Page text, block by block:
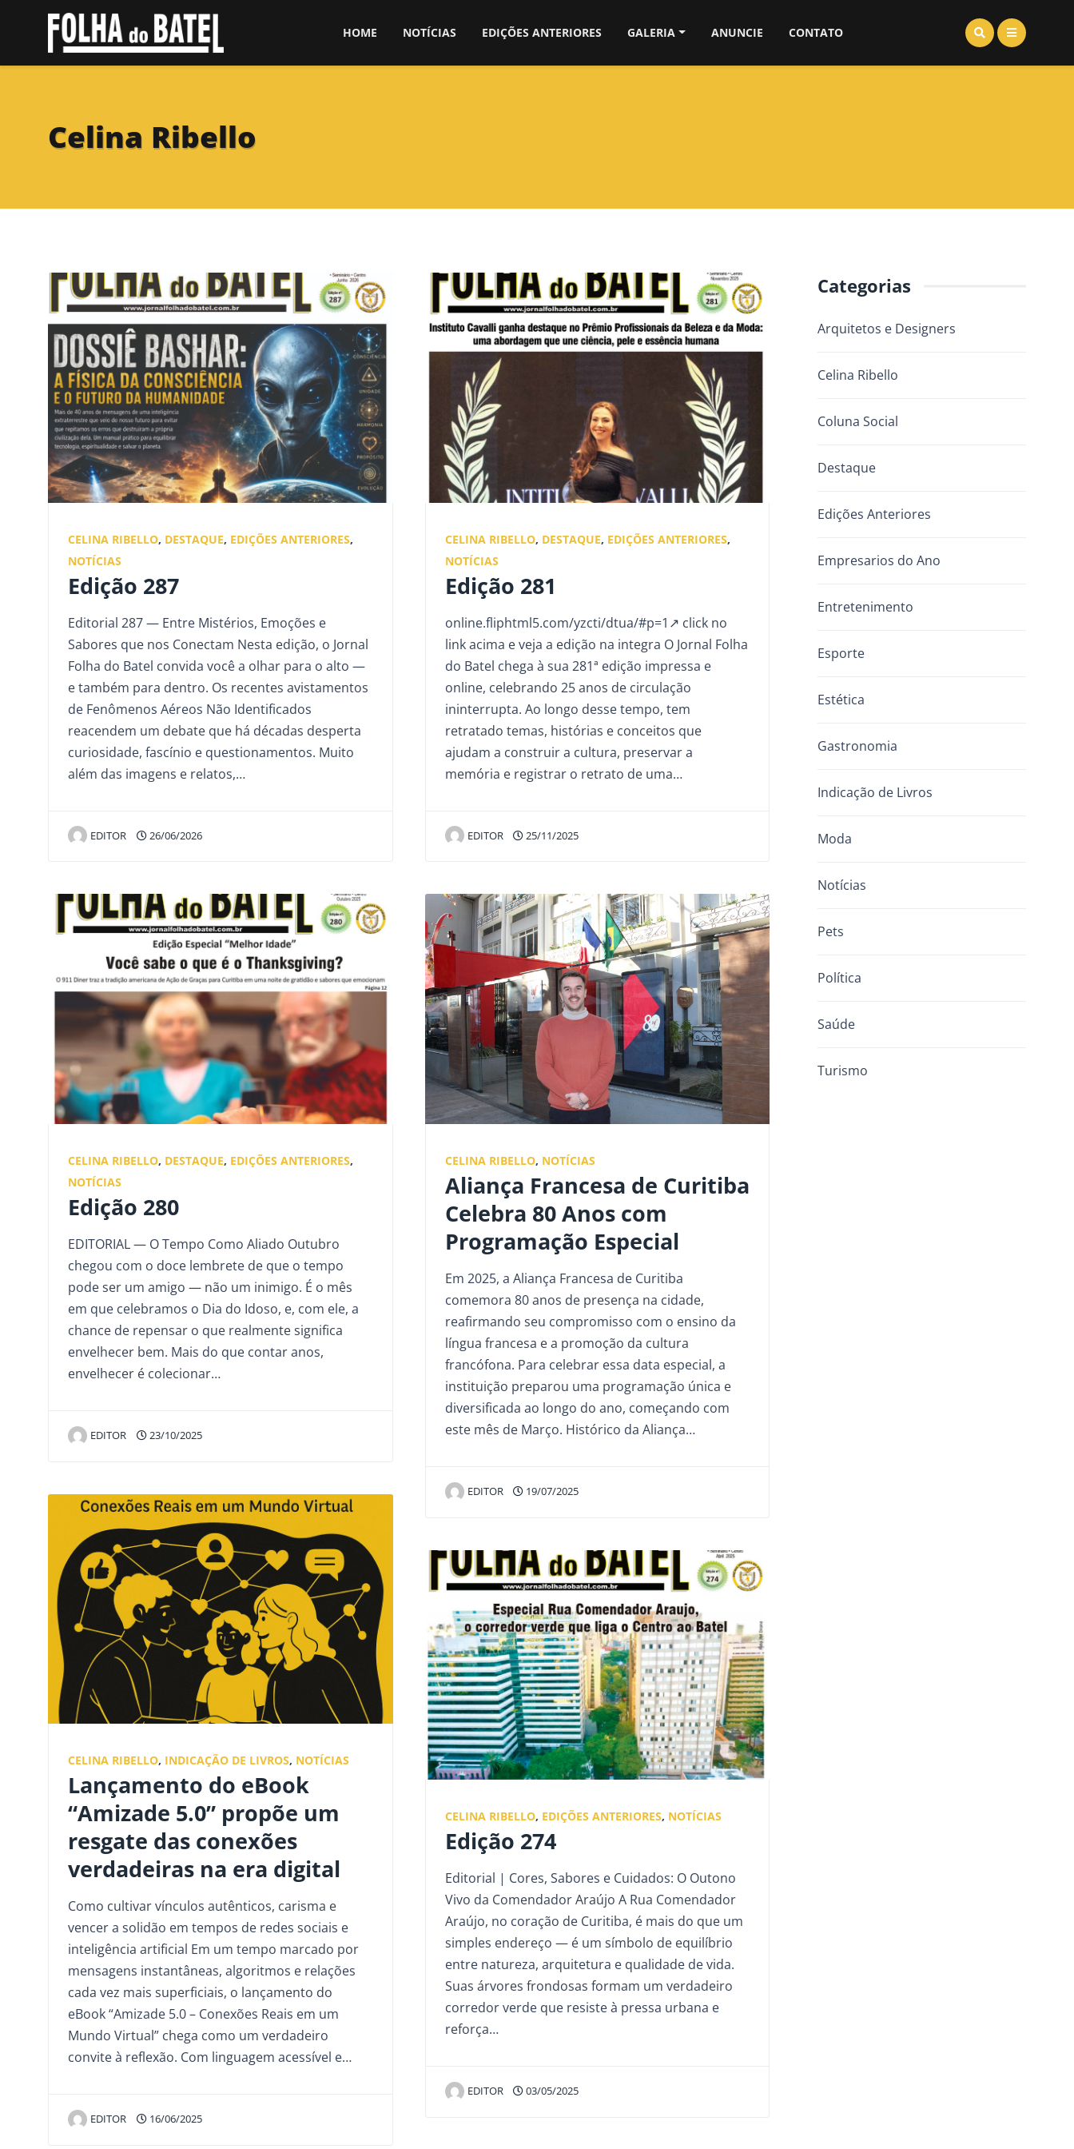
HOME NOTÍCIAS EDIÇÕES ANTERIORES GALERIA ANUNCIE CONTATO
Celina Ribello
CELINA RIBELLO, DESTAQUE, EDIÇÕES ANTERIORES,
NOTÍCIAS
Edição 287
Editorial 287 — Entre Mistérios, Emoções e
Sabores que nos Conectam Nesta edição, o Jornal
Folha do Batel convida você a olhar para o alto —
e também para dentro. Os recentes avistamentos
de Fenômenos Aéreos Não Identificados
reacendem um debate que há décadas desperta
curiosidade, fascínio e questionamentos. Muito
além das imagens e relatos,…
EDITOR 26/06/2026
CELINA RIBELLO, DESTAQUE, EDIÇÕES ANTERIORES,
NOTÍCIAS
Edição 280
EDITORIAL — O Tempo Como Aliado Outubro
chegou com o doce lembrete de que o tempo
pode ser um amigo — não um inimigo. É o mês
em que celebramos o Dia do Idoso, e, com ele, a
chance de repensar o que realmente significa
envelhecer bem. Mais do que contar anos,
envelhecer é colecionar…
EDITOR 23/10/2025
CELINA RIBELLO, INDICAÇÃO DE LIVROS, NOTÍCIAS
Lançamento do eBook
“Amizade 5.0” propõe um
resgate das conexões
verdadeiras na era digital
Como cultivar vínculos autênticos, carisma e
vencer a solidão em tempos de redes sociais e
inteligência artificial Em um tempo marcado por
mensagens instantâneas, algoritmos e relações
cada vez mais superficiais, o lançamento do
eBook “Amizade 5.0 – Conexões Reais em um
Mundo Virtual” chega como um verdadeiro
convite à reflexão. Com linguagem acessível e…
EDITOR 16/06/2025
CELINA RIBELLO, DESTAQUE, EDIÇÕES ANTERIORES,
NOTÍCIAS
Edição 281
online.fliphtml5.com/yzcti/dtua/#p=1↗ click no
link acima e veja a edição na integra O Jornal Folha
do Batel chega à sua 281ª edição impressa e
online, celebrando 25 anos de circulação
ininterrupta. Ao longo desse tempo, tem
retratado temas, histórias e conceitos que
ajudam a construir a cultura, preservar a
memória e registrar o retrato de uma…
EDITOR 25/11/2025
CELINA RIBELLO, NOTÍCIAS
Aliança Francesa de Curitiba
Celebra 80 Anos com
Programação Especial
Em 2025, a Aliança Francesa de Curitiba
comemora 80 anos de presença na cidade,
reafirmando seu compromisso com o ensino da
língua francesa e a promoção da cultura
francófona. Para celebrar essa data especial, a
instituição preparou uma programação única e
diversificada ao longo do ano, começando com
este mês de Março. Histórico da Aliança…
EDITOR 19/07/2025
CELINA RIBELLO, EDIÇÕES ANTERIORES, NOTÍCIAS
Edição 274
Editorial | Cores, Sabores e Cuidados: O Outono
Vivo da Comendador Araújo A Rua Comendador
Araújo, no coração de Curitiba, é mais do que um
simples endereço — é um símbolo de equilíbrio
entre natureza, arquitetura e qualidade de vida.
Suas árvores frondosas formam um verdadeiro
corredor verde que resiste à pressa urbana e
reforça…
EDITOR 03/05/2025
Categorias
Arquitetos e Designers
Celina Ribello
Coluna Social
Destaque
Edições Anteriores
Empresarios do Ano
Entretenimento
Esporte
Estética
Gastronomia
Indicação de Livros
Moda
Notícias
Pets
Política
Saúde
Turismo